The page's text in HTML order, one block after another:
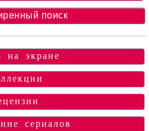
поиск
на экране
сериалов